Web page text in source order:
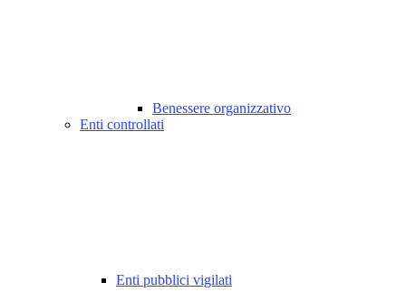
Benessere organizzativo
Enti controllati
Enti pubblici vigilati